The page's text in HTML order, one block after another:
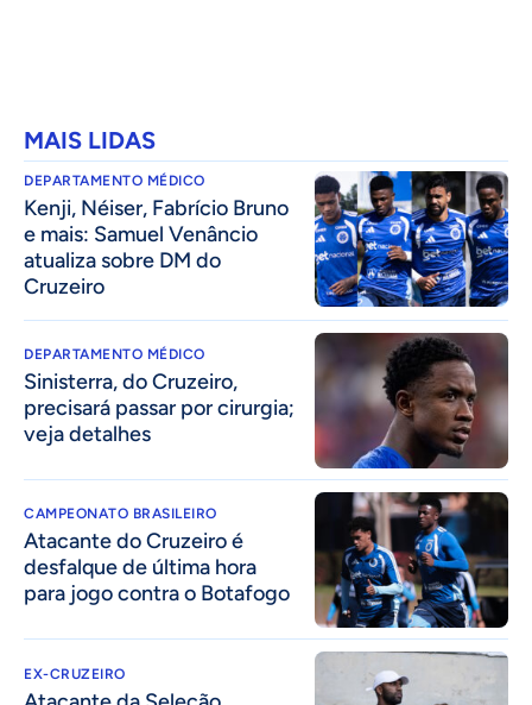
MAIS LIDAS
DEPARTAMENTO MÉDICO
Kenji, Néiser, Fabrício Bruno
e mais: Samuel Venâncio
atualiza sobre DM do
Cruzeiro
DEPARTAMENTO MÉDICO
Sinisterra, do Cruzeiro,
precisará passar por cirurgia;
veja detalhes
CAMPEONATO BRASILEIRO
Atacante do Cruzeiro é
desfalque de última hora
para jogo contra o Botafogo
EX-CRUZEIRO